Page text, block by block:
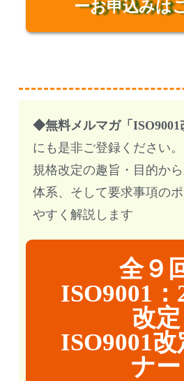
ーお申込みは
◆無料メルマガ「ISO9001
にも是非ご登録ください。
規格改定の趣旨・目的から
体系、そして要求事項の
やすく解説します
全９
ISO9001：
改定
ISO9001改
ナー